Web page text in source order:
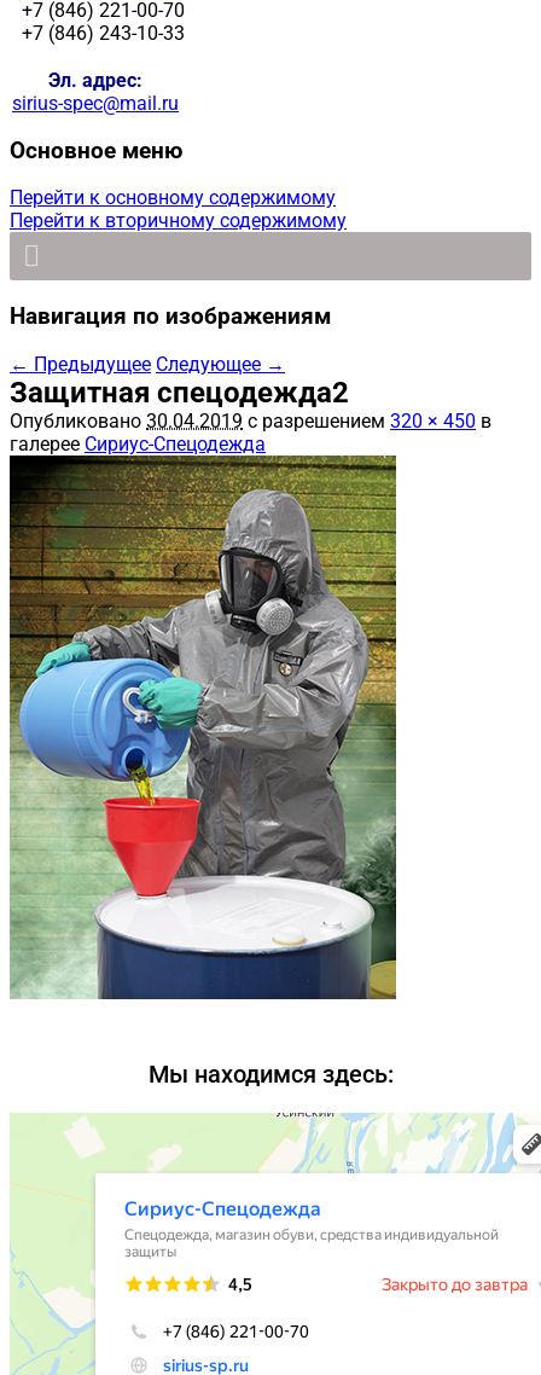
+7 (846) 221-00-70
+7 (846) 243-10-33
Эл. адрес:
sirius-spec@mail.ru
Основное меню
Перейти к основному содержимому
Перейти к вторичному содержимому
Навигация по изображениям
← Предыдущее Следующее →
Защитная спецодежда2
Опубликовано 30.04.2019 с разрешением 320 × 450 в
галерее Сириус-Спецодежда
Мы находимся здесь: